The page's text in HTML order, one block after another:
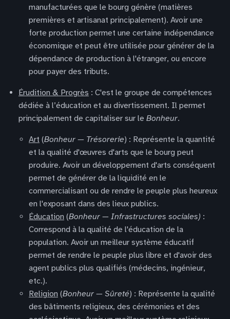
manufacturées que le bourg génère (matières
premières et artisanat principalement). Avoir une
forte production permet une certaine indépendance
économique et peut être utilisée pour générer de la
dépendance de production à l'étranger, ou encore
pour payer des tributs.
Érudition & Progrès : C'est le groupe de compétences
dédiée à l’éducation et au divertissement. Il permet
principalement de capitaliser sur le Bonheur.
Art (Bonheur — Trésorerie) : Représente la quantité
et la qualité d'œuvres d'arts que le bourg peut
produire. Avoir un développement d'arts conséquent
permet de générer de la liquidité en le
commercialisant ou de rendre le peuple plus heureux
en l'exposant dans des lieux publics.
Éducation (Bonheur — Infrastructures sociales) :
Correspond à la qualité de l'éducation de la
population. Avoir un meilleur système éducatif
permet de rendre le peuple plus libre et d'avoir des
agent publics plus qualifiés (médecins, ingénieur,
etc.).
Religion (Bonheur — Sûreté) : Représente la qualité
des bâtiments religieux, des cérémonies et des